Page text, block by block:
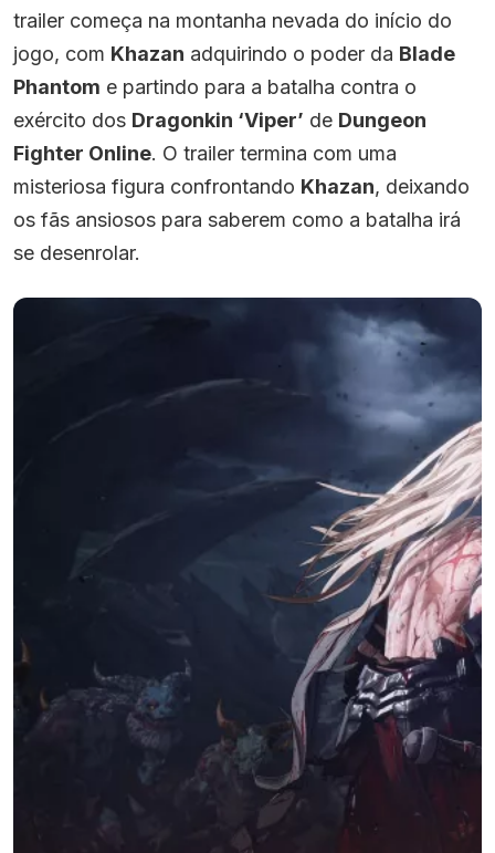
trailer começa na montanha nevada do início do
jogo, com Khazan adquirindo o poder da Blade
Phantom e partindo para a batalha contra o
exército dos Dragonkin ‘Viper’ de Dungeon
Fighter Online. O trailer termina com uma
misteriosa figura confrontando Khazan, deixando
os fãs ansiosos para saberem como a batalha irá
se desenrolar.